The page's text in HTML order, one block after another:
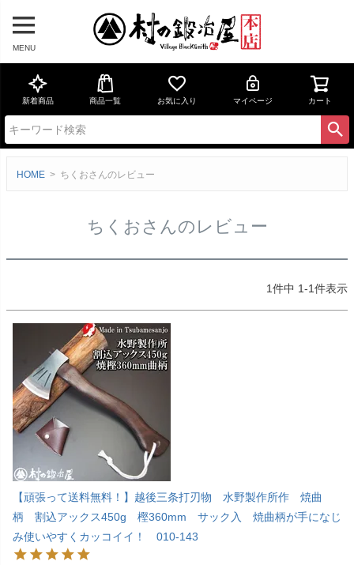
MENU
新着商品 商品一覧 お気に入り マイページ カート
HOME ちくおさんのレビュー
ちくおさんのレビュー
1件中 1-1件表示
【頑張って送料無料！】越後三条打刃物 水野製作所作 焼曲
柄 割込アックス450g 樫360mm サック入 焼曲柄が手になじ
み使いやすくカッコイイ！ 010-143